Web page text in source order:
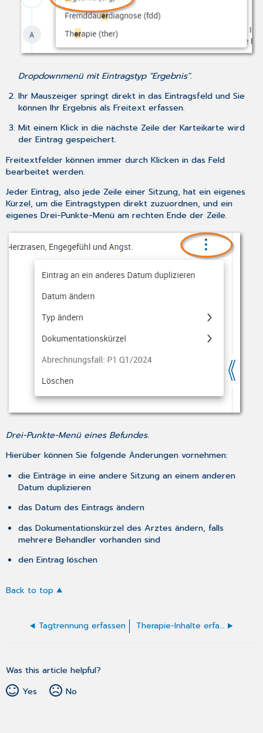
Dropdownmenü mit Eintragstyp "Ergebnis".
Ihr Mauszeiger springt direkt in das Eintragsfeld und Sie
können Ihr Ergebnis als Freitext erfassen.
Mit einem Klick in die nächste Zeile der Karteikarte wird
der Eintrag gespeichert.
Freitextfelder können immer durch Klicken in das Feld
bearbeitet werden.
Jeder Eintrag, also jede Zeile einer Sitzung, hat ein eigenes
Kürzel, um die Eintragstypen direkt zuzuordnen, und ein
eigenes Drei-Punkte-Menü am rechten Ende der Zeile.
Drei-Punkte-Menü eines Befundes.
Hierüber können Sie folgende Änderungen vornehmen:
die Einträge in eine andere Sitzung an einem anderen
Datum duplizieren
das Datum des Eintrags ändern
das Dokumentationskürzel des Arztes ändern, falls
mehrere Behandler vorhanden sind
den Eintrag löschen
Back to top
Tagtrennung erfassen Therapie-Inhalte erfassen
Was this article helpful?
Yes
No